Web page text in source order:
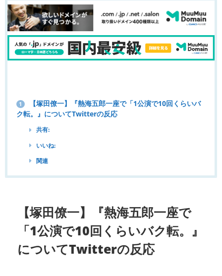
1
【塚田僚一】『熱海五郎一座で「1公演で10回くらいバ
ク転。』についてTwitterの反応
共有:
いいね:
関連
【塚田僚一】『熱海五郎一座で
「1公演で10回くらいバク転。』
についてTwitterの反応